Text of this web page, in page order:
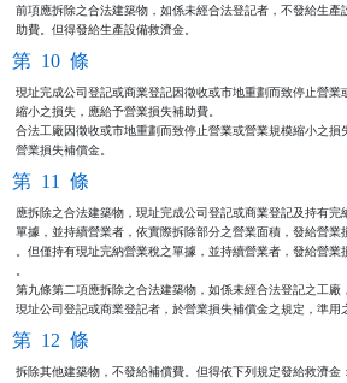
前項應拆除之合法建築物，如係未經合法登記者，不發給生產
助費。但得發給生產設備救濟金。
第 10 條
現址完成公司登記或商業登記因徵收或市地重劃而致停止營業
縮小之損失，應給予營業損失補助費。
合法工廠因徵收或市地重劃而致停止營業或營業規模縮小之損
營業損失補償金。
第 11 條
應拆除之合法建築物，現址完成公司登記或商業登記及持有完
單據，並持續營業者，依實際拆除部分之營業面積，發給營業
。但僅持有現址完納營業稅之單據，並持續營業者，發給營業
。
第九條第二項應拆除之合法建築物，如係未經合法登記之工廠
現址公司登記或商業登記者，於營業損失補償金之規定，準用
第 12 條
拆除其他建築物，不發給補償費。但得依下列規定發給救濟金：